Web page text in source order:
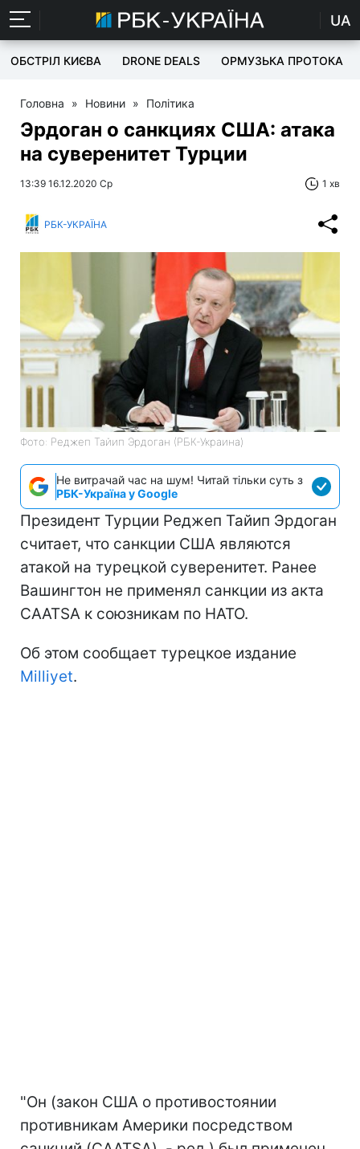
UA
ОБСТРІЛ КИЄВА DRONE DEALS ОРМУЗЬКА ПРОТОКА
Головна » Новини » Політика
Эрдоган о санкциях США: атака
на суверенитет Турции
13:39 16.12.2020 Ср 1 хв
РБК-УКРАЇНА
Фото: Реджеп Тайип Эрдоган (РБК-Украина)
Не витрачай час на шум! Читай тільки суть з
РБК-Україна у Google
Президент Турции Реджеп Тайип Эрдоган
считает, что санкции США являются
атакой на турецкой суверенитет. Ранее
Вашингтон не применял санкции из акта
CAATSA к союзникам по НАТО.
Об этом сообщает турецкое издание
Milliyet.
"Он (закон США о противостоянии
противникам Америки посредством